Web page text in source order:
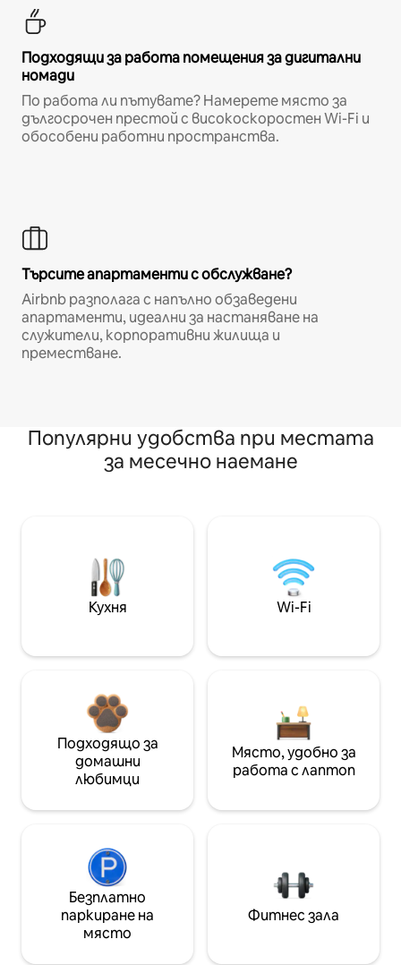
Подходящи за работа помещения за дигитални
номади
По работа ли пътувате? Намерете място за
дългосрочен престой с високоскоростен Wi-Fi и
обособени работни пространства.
Търсите апартаменти с обслужване?
Airbnb разполага с напълно обзаведени
апартаменти, идеални за настаняване на
служители, корпоративни жилища и
преместване.
Популярни удобства при местата
за месечно наемане
Кухня Wi-Fi
Подходящо за
домашни
любимци
Място, удобно за
работа с лаптоп
Безплатно
паркиране на
място
Фитнес зала